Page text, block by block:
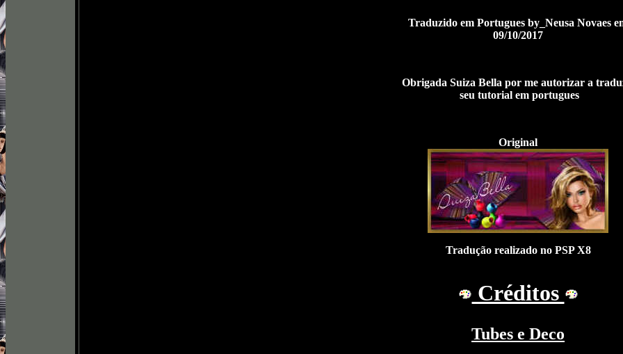
Traduzido em Portugues by_Neusa Novaes
09/10/2017
Obrigada Suiza Bella por me autorizar a
seu tutorial em portugues
Original
Tradução realizado no PSP X8
Créditos
Tubes e Deco